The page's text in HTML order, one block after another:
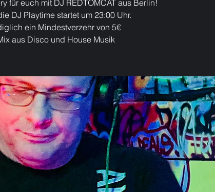
für euch mit DJ REDTOMCAT aus Berlin!
DJ Playtime startet um 23:00 Uhr.
ein Mindestverzehr von 5€
aus Disco und House Musik